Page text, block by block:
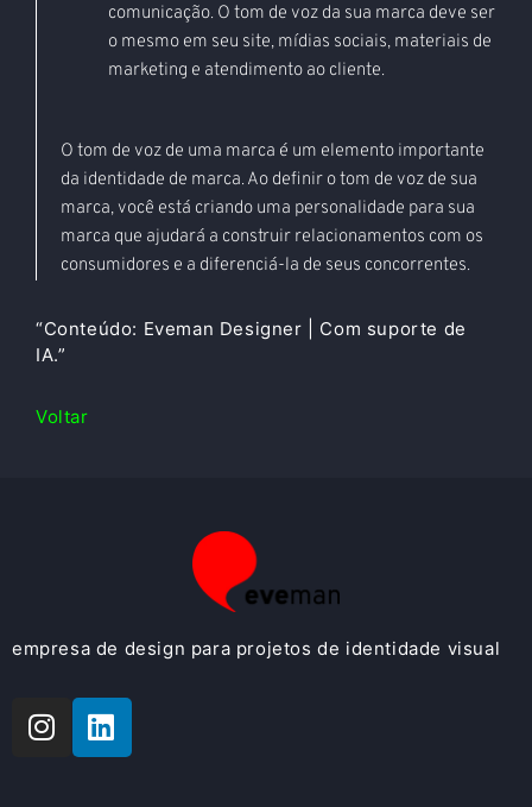
comunicação. O tom de voz da sua marca deve ser
o mesmo em seu site, mídias sociais, materiais de
marketing e atendimento ao cliente.
O tom de voz de uma marca é um elemento importante
da identidade de marca. Ao definir o tom de voz de sua
marca, você está criando uma personalidade para sua
marca que ajudará a construir relacionamentos com os
consumidores e a diferenciá-la de seus concorrentes.
“Conteúdo: Eveman Designer | Com suporte de
IA.”
Voltar
empresa de design para projetos de identidade visual